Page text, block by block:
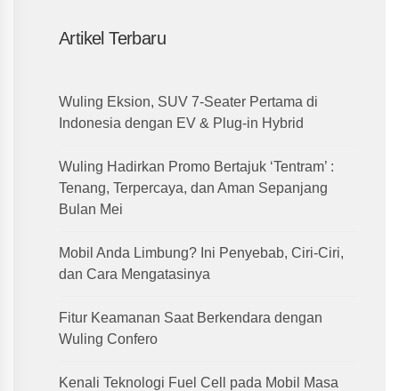
Artikel Terbaru
Wuling Eksion, SUV 7-Seater Pertama di
Indonesia dengan EV & Plug-in Hybrid
Wuling Hadirkan Promo Bertajuk ‘Tentram’ :
Tenang, Terpercaya, dan Aman Sepanjang
Bulan Mei
Mobil Anda Limbung? Ini Penyebab, Ciri-Ciri,
dan Cara Mengatasinya
Fitur Keamanan Saat Berkendara dengan
Wuling Confero
Kenali Teknologi Fuel Cell pada Mobil Masa